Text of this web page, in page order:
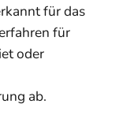
für das
für
oder
ab.